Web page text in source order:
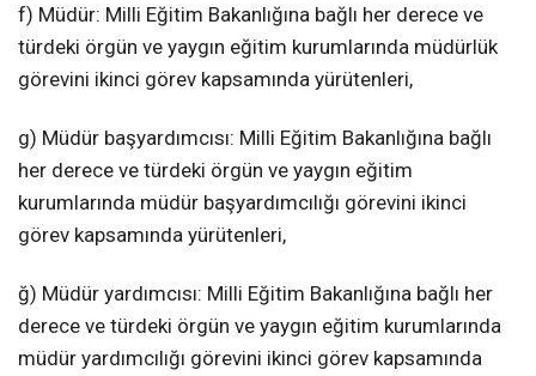
f) Müdür: Milli Eğitim Bakanlığına bağlı her derece ve
türdeki örgün ve yaygın eğitim kurumlarında müdürlük
görevini ikinci görev kapsamında yürütenleri,
g) Müdür başyardımcısı: Milli Eğitim Bakanlığına bağlı
her derece ve türdeki örgün ve yaygın eğitim
kurumlarında müdür başyardımcılığı görevini ikinci
görev kapsamında yürütenleri,
ğ) Müdür yardımcısı: Milli Eğitim Bakanlığına bağlı her
derece ve türdeki örgün ve yaygın eğitim kurumlarında
müdür yardımcılığı görevini ikinci görev kapsamında